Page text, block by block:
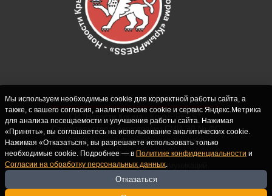
СИ "Новости Крыма - КрымPRESS".
Свидетельство о регистрации СМИ ЭЛ № ФС
77-62916 выдано Федеральной службой по
надзору в сфере связи, информационных
технологий и массовых коммуникаций
(Роскомнадзор) 10.09.2015. Учредитель и
главный редактор: Крутских С.М. Почта:
Мы используем необходимые cookie для корректной работы сайта, а
также, с вашего согласия, аналитические cookie и сервис Яндекс.Метрика
для анализа посещаемости и улучшения работы сайта. Нажимая
«Принять», вы соглашаетесь на использование аналитических cookie.
Нажимая «Отказаться», вы разрешаете использовать только
необходимые cookie. Подробнее — в Политике конфиденциальности и
Согласии на обработку персональных данных.
Отказаться